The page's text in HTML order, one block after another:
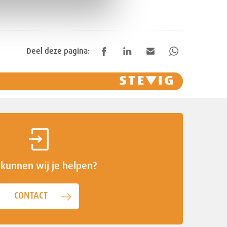
Deel deze pagina:
wij je helpen?
CONTACT